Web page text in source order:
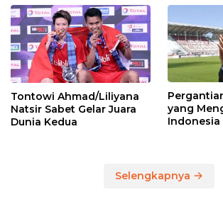
Tontowi Ahmad/Liliyana
Natsir Sabet Gelar Juara
Dunia Kedua
yang
Indonesia
Selengkapnya